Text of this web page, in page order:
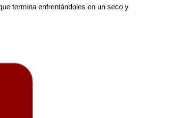
termina enfrentándoles en un seco y